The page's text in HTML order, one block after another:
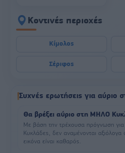
Κοντινές περιοχές
Κίμολος
Σέριφος
Συχνές ερωτήσεις για αύριο
Θα βρέξει αύριο στη ΜΗΛΟ
Με βάση την τρέχουσα πρόγνωση
Κυκλάδες, δεν αναμένονται αξιόλογα
εικόνα είναι καθαρός.